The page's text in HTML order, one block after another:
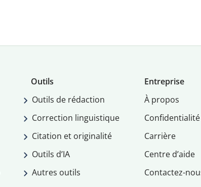
Outils
Outils de rédaction
Correction linguistique
Citation et originalité
Outils d’IA
Autres outils
Entreprise
À propos
Confidentialité
Carrière
Centre d’aide
Contactez-